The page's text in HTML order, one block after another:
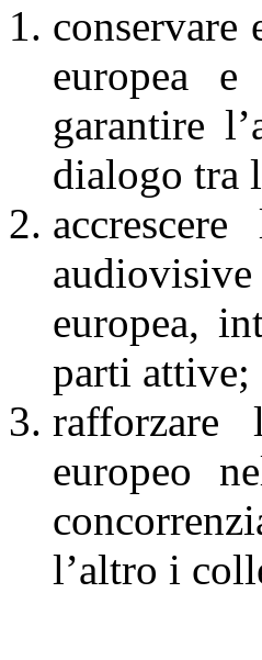
europea
garantire
dialogo tra
europea,
parti attive;
rafforzare
europeo
l’altro i